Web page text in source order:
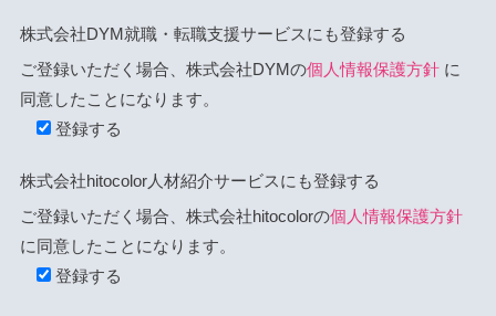
株式会社DYM就職・転職支援サービスにも登録する
ご登録いただく場合、株式会社DYMの個人情報保護方針に
同意したことになります。
登録する
株式会社hitocolor人材紹介サービスにも登録する
ご登録いただく場合、株式会社hitocolorの個人情報保護方針
に同意したことになります。
登録する